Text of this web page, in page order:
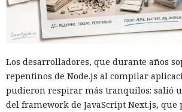
Los desarrolladores, que durante años
repentinos de Node.js al compilar
pudieron respirar más tranquilos: salió
del framework de JavaScript Next.js,